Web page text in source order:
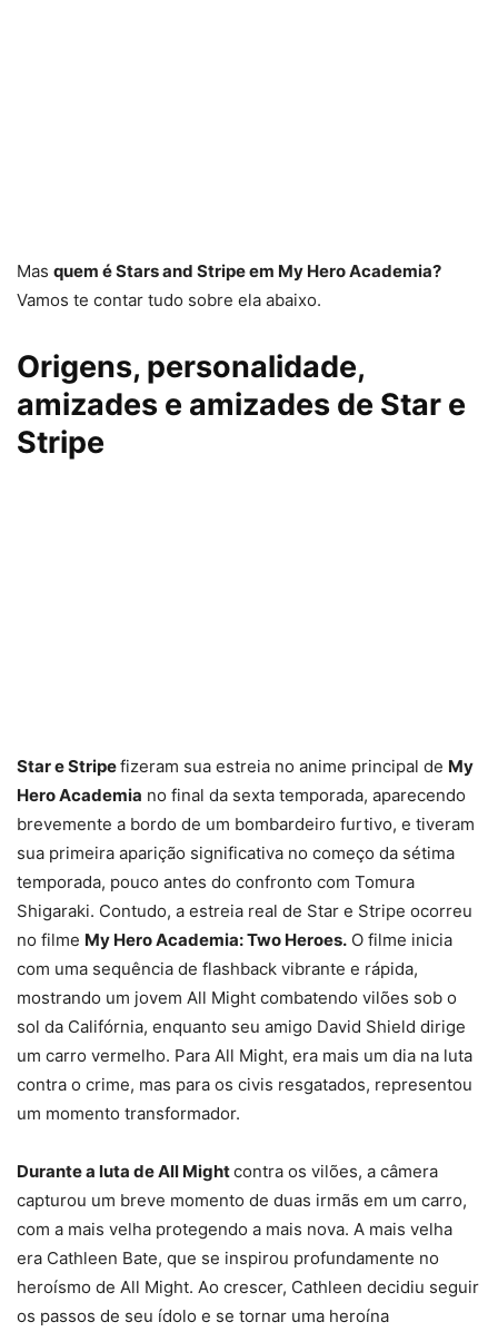
Mas quem é Stars and Stripe em My Hero Academia?
Vamos te contar tudo sobre ela abaixo.
Origens, personalidade,
amizades e amizades de Star e
Stripe
Star e Stripefizeram sua estreia no anime principal de My
Hero Academia no final da sexta temporada, aparecendo
brevemente a bordo de um bombardeiro furtivo, e tiveram
sua primeira aparição significativa no começo da sétima
temporada, pouco antes do confronto com Tomura
Shigaraki. Contudo, a estreia real de Star e Stripe ocorreu
no filme My Hero Academia: Two Heroes. O filme inicia
com uma sequência de flashback vibrante e rápida,
mostrando um jovem All Might combatendo vilões sob o
sol da Califórnia, enquanto seu amigo David Shield dirige
um carro vermelho. Para All Might, era mais um dia na luta
contra o crime, mas para os civis resgatados, representou
um momento transformador.
Durante a luta de All Mightcontra os vilões, a câmera
capturou um breve momento de duas irmãs em um carro,
com a mais velha protegendo a mais nova. A mais velha
era Cathleen Bate, que se inspirou profundamente no
heroísmo de All Might. Ao crescer, Cathleen decidiu seguir
os passos de seu ídolo e se tornar uma heroína